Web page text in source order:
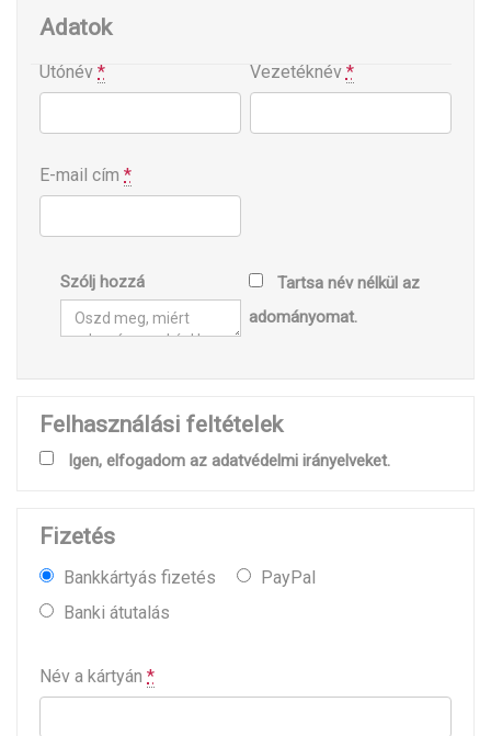
Adatok
Utónév* Vezetéknév *
E-mail cím*
Szólj hozzá
Tartsa név nélkül az
adományomat.
Felhasználási feltételek
Igen, elfogadom az adatvédelmi irányelveket.
Fizetés
Bankkártyás fizetés
PayPal
Banki átutalás
Név a kártyán *